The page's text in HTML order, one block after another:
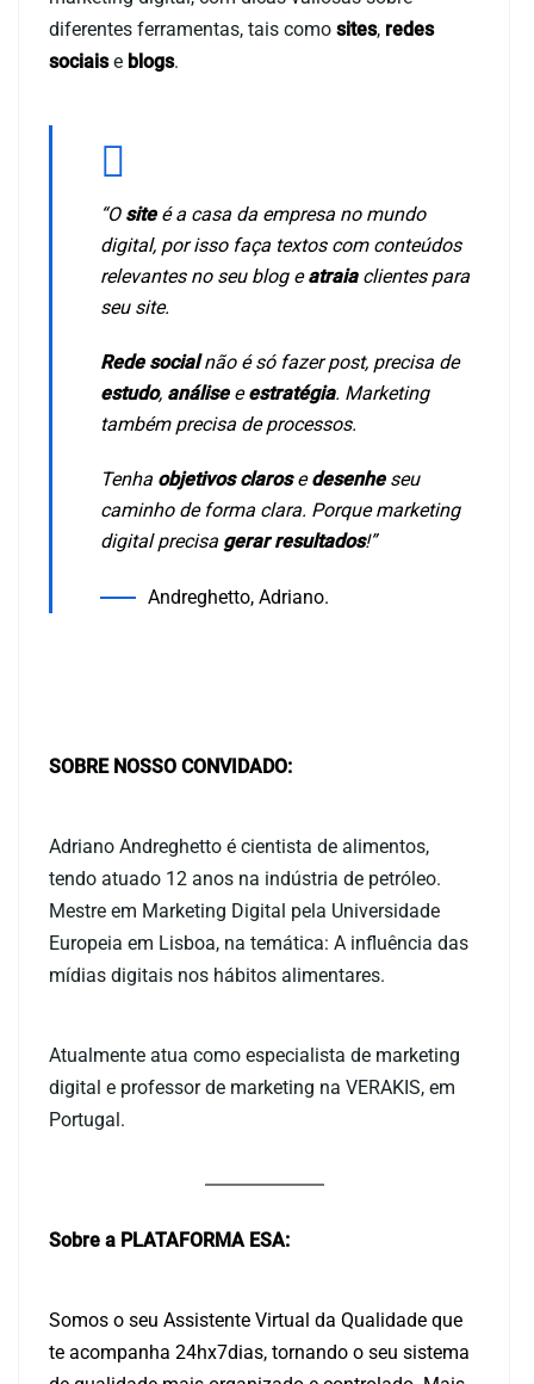
diferentes ferramentas, tais como sites, redes
sociaise blogs.
“O siteé a casa da empresa no mundo
digital, por isso faça textos com conteúdos
relevantes no seu blog eatraiaclientes para
seu site.
Rede socialnão é só fazer post, precisa de
estudo, análiseeestratégia. Marketing
também precisa de processos.
Tenha objetivos clarosedesenheseu
caminho de forma clara. Porque marketing
digital precisa gerar resultados!”
Andreghetto, Adriano.
SOBRE NOSSO CONVIDADO:
Adriano Andreghetto é cientista de alimentos,
tendo atuado 12 anos na indústria de petróleo.
Mestre em Marketing Digital pela Universidade
Europeia em Lisboa, na temática: A influência das
mídias digitais nos hábitos alimentares.
Atualmente atua como especialista de marketing
digital e professor de marketing na VERAKIS, em
Portugal.
Sobre a PLATAFORMA ESA:
Somos o seu Assistente Virtual da Qualidade que
te acompanha 24hx7dias, tornando o seu sistema